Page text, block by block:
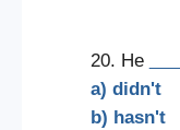
20. He
a) didn't
b) hasn't